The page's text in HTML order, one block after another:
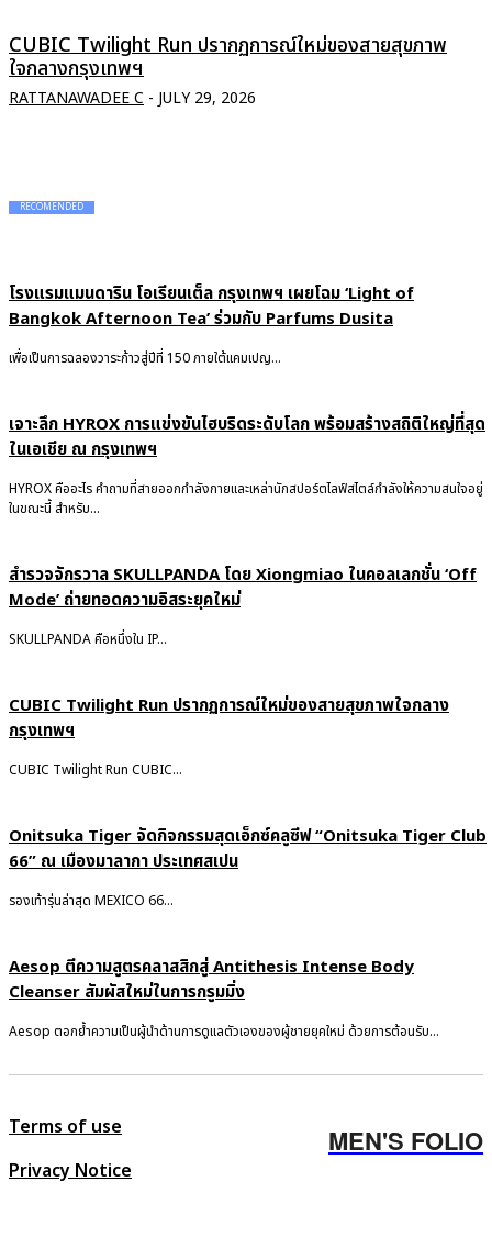
CUBIC Twilight Run ปรากฏการณ์ใหม่ของสายสุขภาพ
ใจกลางกรุงเทพฯ
RATTANAWADEE C - JULY 29, 2026
RECOMENDED
โรงแรมแมนดาริน โอเรียนเต็ล กรุงเทพฯ เผยโฉม ‘Light of
Bangkok Afternoon Tea’ ร่วมกับ Parfums Dusita
เพื่อเป็นการฉลองวาระก้าวสู่ปีที่ 150 ภายใต้แคมเปญ...
เจาะลึก HYROX การแข่งขันไฮบริดระดับโลก พร้อมสร้างสถิติใหญ่ที่สุด
ในเอเชีย ณ กรุงเทพฯ
HYROX คืออะไร คำถามที่สายออกกำลังกายและเหล่านักสปอร์ตไลฟ์สไตล์กำลังให้ความสนใจอยู่
ในขณะนี้ สำหรับ...
สำรวจจักรวาล SKULLPANDA โดย Xiongmiao ในคอลเลกชั่น ‘Off
Mode’ ถ่ายทอดความอิสระยุคใหม่
SKULLPANDA คือหนึ่งใน IP...
CUBIC Twilight Run ปรากฏการณ์ใหม่ของสายสุขภาพใจกลาง
กรุงเทพฯ
CUBIC Twilight Run CUBIC...
Onitsuka Tiger จัดกิจกรรมสุดเอ็กซ์คลูซีฟ “Onitsuka Tiger Club
66” ณ เมืองมาลากา ประเทศสเปน
รองเท้ารุ่นล่าสุด MEXICO 66...
Aesop ตีความสูตรคลาสสิกสู่ Antithesis Intense Body
Cleanser สัมผัสใหม่ในการกรูมมิ่ง
Aesop ตอกย้ำความเป็นผู้นำด้านการดูแลตัวเองของผู้ชายยุคใหม่ ด้วยการต้อนรับ...
Terms of use
Privacy Notice
MEN'S FOLIO